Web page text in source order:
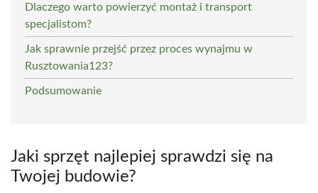
Dlaczego warto powierzyć montaż i transport
specjalistom?
Jak sprawnie przejść przez proces wynajmu w
Rusztowania123?
Podsumowanie
Jaki sprzęt najlepiej sprawdzi się na
Twojej budowie?